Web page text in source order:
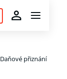
Daňové přiznání